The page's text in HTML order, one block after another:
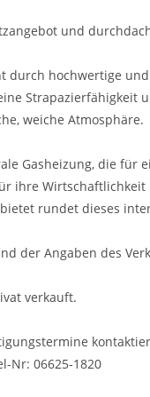
und
durch hochwertige
weiche Atmosphäre.
Gasheizung, die
ihre Wirtschaftlichkeit
rundet dieses
der Angaben des
verkauft.
Nr: 06625-1820